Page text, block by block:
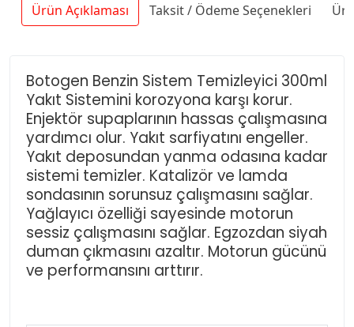
Ürün Açıklaması Taksit / Ödeme Seçenekleri
Botogen Benzin Sistem Temizleyici 300ml
Yakıt Sistemini korozyona karşı korur.
Enjektör supaplarının hassas çalışmasına
yardımcı olur. Yakıt sarfiyatını engeller.
Yakıt deposundan yanma odasına kadar
sistemi temizler. Katalizör ve lamda
sondasının sorunsuz çalışmasını sağlar.
Yağlayıcı özelliği sayesinde motorun
sessiz çalışmasını sağlar. Egzozdan siyah
duman çıkmasını azaltır. Motorun gücünü
ve performansını arttırır.